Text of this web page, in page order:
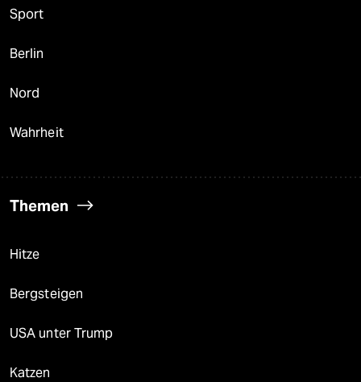
Sport
Berlin
Nord
Wahrheit
Themen
Hitze
Bergsteigen
USA unter Trump
Katzen